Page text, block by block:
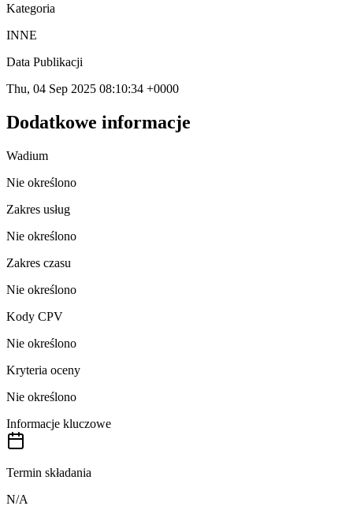
Kategoria
INNE
Data Publikacji
Thu, 04 Sep 2025 08:10:34 +0000
Dodatkowe informacje
Wadium
Nie określono
Zakres usług
Nie określono
Zakres czasu
Nie określono
Kody CPV
Nie określono
Kryteria oceny
Nie określono
Informacje kluczowe
Termin składania
N/A